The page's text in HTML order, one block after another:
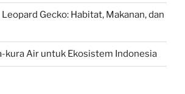
Gecko: Habitat, Makanan, dan
kura Air untuk Ekosistem Indonesia